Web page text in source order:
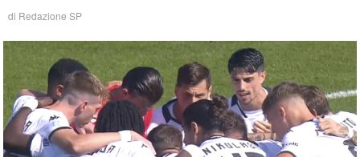
di Redazione SP